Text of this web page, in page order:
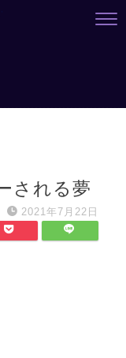
される夢
2021年7月22日